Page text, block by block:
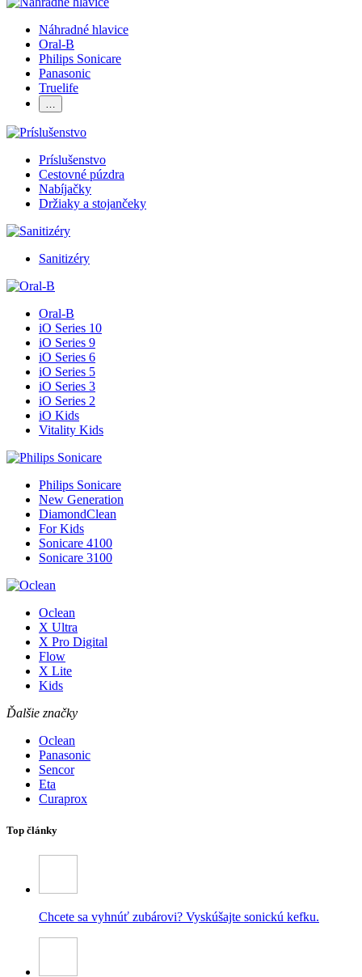
Náhradné hlavice
Oral-B
Philips Sonicare
Panasonic
Truelife
…
Príslušenstvo
Cestovné púzdra
Nabíjačky
Držiaky a stojančeky
Sanitizéry
Oral-B
iO Series 10
iO Series 9
iO Series 6
iO Series 5
iO Series 3
iO Series 2
iO Kids
Vitality Kids
Philips Sonicare
New Generation
DiamondClean
For Kids
Sonicare 4100
Sonicare 3100
Oclean
X Ultra
X Pro Digital
Flow
X Lite
Kids
Ďalšie značky
Oclean
Panasonic
Sencor
Eta
Curaprox
Top články
Chcete sa vyhnúť zubárovi? Vyskúšajte sonickú kefku.